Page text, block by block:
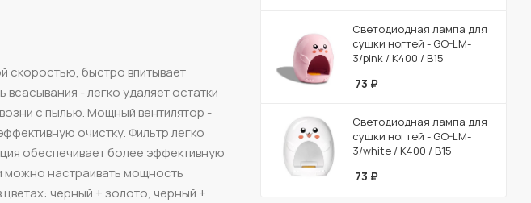
скоростью, быстро впитывает
- легко удаляет остатки
с пылью. Мощный вентилятор -
очистку. Фильтр легко
обеспечивает более эффективную
можно настраивать мощность
черный + золото, черный +
Светодиодная лампа для
сушки ногтей - GO-LM-
3/pink / К400 / В15
73 ₽
Светодиодная лампа для
сушки ногтей - GO-LM-
3/white / К400 / В15
73 ₽